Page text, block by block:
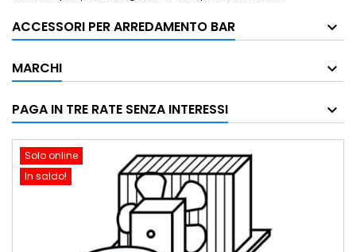
ACCESSORI PER ARREDAMENTO BAR
MARCHI
PAGA IN TRE RATE SENZA INTERESSI
Solo online
In saldo!